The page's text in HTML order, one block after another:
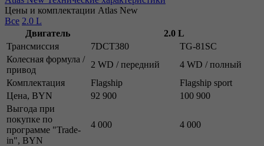
Цены и комплектации Atlas New
Все 2.0 L
Двигатель
2.0 L
Трансмиссия
7DCT380
TG-81SC
Колесная формула /
привод
2 WD / передний
4 WD / полный
Комплектация
Flagship
Flagship sport
Цена, BYN
92 900
100 900
Выгода при
покупке по
программе "Trade-
in", BYN
4 000 4 000